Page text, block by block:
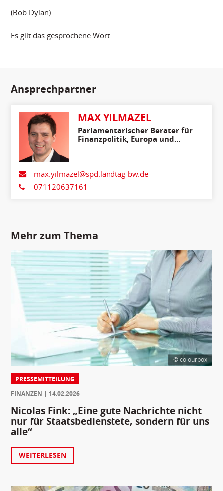
(Bob Dylan)
Es gilt das gesprochene Wort
Ansprechpartner
MAX YILMAZEL
Parlamentarischer Berater für
Finanzpolitik, Europa und
max.yilmazel@spd.landtag-bw.de
071120637161
Mehr zum Thema
© colourbox
PRESSEMITTEILUNG
FINANZEN
14.02.2026
Nicolas Fink: „Eine gute Nachrichte nicht
nur für Staatsbedienstete, sondern für uns
alle“
WEITERLESEN